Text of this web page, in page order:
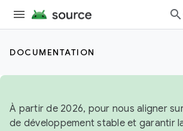
DOCUMENTATION
À partir de 2026, pour nous aligner
de développement stable et garantir